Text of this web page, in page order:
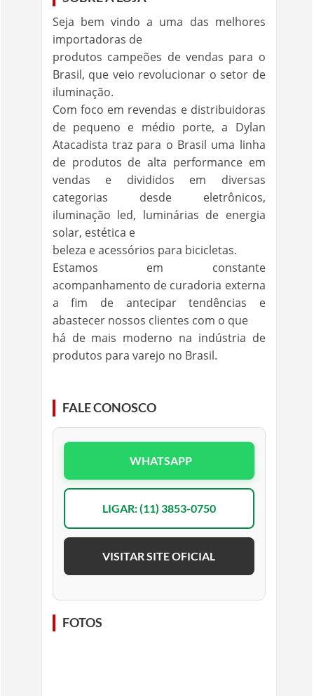
Seja bem vindo a uma das melhores
importadoras de
produtos campeões de vendas para o
Brasil, que veio revolucionar o setor de
iluminação.
Com foco em revendas e distribuidoras
de pequeno e médio porte, a Dylan
Atacadista traz para o Brasil uma linha
de produtos de alta performance em
vendas e divididos em diversas
categorias desde eletrônicos,
iluminação led, luminárias de energia
solar, estética e
beleza e acessórios para bicicletas.
Estamos em constante
acompanhamento de curadoria externa
a fim de antecipar tendências e
abastecer nossos clientes com o que
há de mais moderno na indústria de
produtos para varejo no Brasil.
FALE CONOSCO
WHATSAPP
LIGAR: (11) 3853-0750
VISITAR SITE OFICIAL
FOTOS